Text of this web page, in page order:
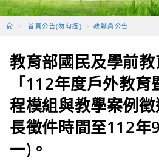
> -首頁公告(勿勾選) > 教職員公告
教育部國民及學前
「112年度戶外教
程模組與教學案例
長徵件時間至112年
一)。